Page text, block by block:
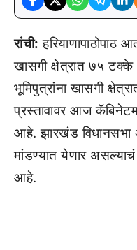
रांची: हरियाणापाठोपाठ
खासगी क्षेत्रात ७५
भूमिपुत्रांना खासगी
प्रस्तावावर आज
आहे. झारखंड विधानसभा
मांडण्यात येणार
आहे.